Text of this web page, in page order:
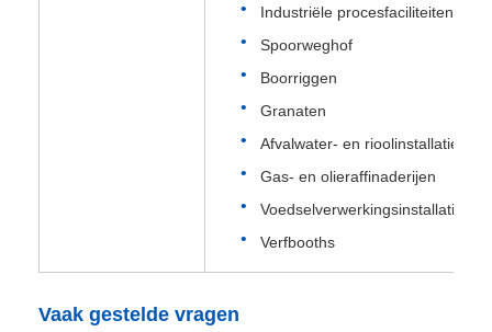
Industriële procesfaciliteiten
Spoorweghof
Boorriggen
Granaten
Afvalwater- en rioolinstallatie
Gas- en olieraffinaderijen
Voedselverwerkingsinstallaties
Verfbooths
Vaak gestelde vragen